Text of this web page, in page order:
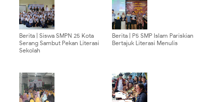
Berita | Siswa SMPN 25 Kota
Serang Sambut Pekan Literasi
Sekolah
Berita | P5 SMP Islam Pariskian
Bertajuk Literasi Menulis